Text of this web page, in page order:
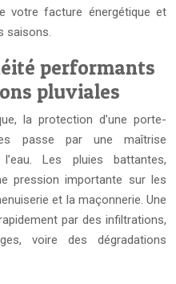
votre facture énergétique et
saisons.
performants
pluviales
la protection d’une porte-
passe par une maîtrise
Les pluies battantes,
pression importante sur les
et la maçonnerie. Une
par des infiltrations,
voire des dégradations